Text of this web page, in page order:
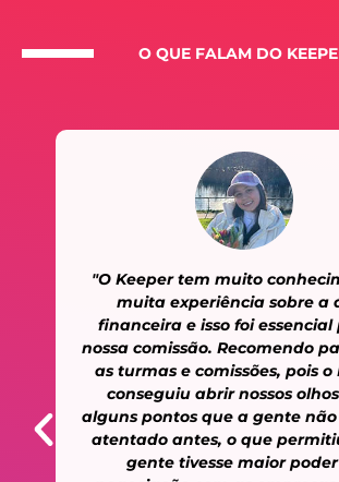
O QUE FALAM DO
"O Keeper tem muito
muita experiência sobre a
financeira e isso foi essencial
nossa comissão. Recomendo
as turmas e comissões, pois o
conseguiu abrir nossos
alguns pontos que a gente
atentado antes, o que
gente tivesse maior